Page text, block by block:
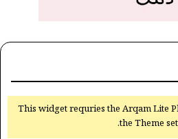
This widget requries the Arqam Lite
the Theme